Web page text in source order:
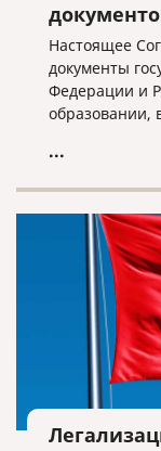
Настоящее
документы
Федерации и
...